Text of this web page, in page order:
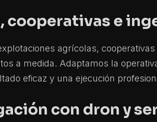
cooperativas e
agrícolas,
a medida. Adaptamos la
eficaz y una ejecución
con dron y